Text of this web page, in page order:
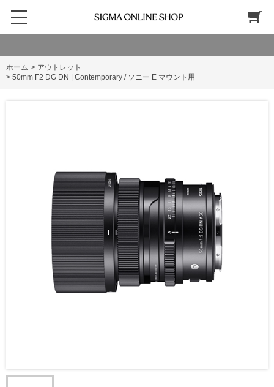
ホーム > アウトレット
> 50mm F2 DG DN | Contemporary / ソニー E マウント用